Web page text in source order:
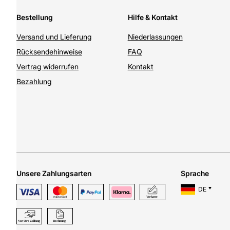
Bestellung
Versand und Lieferung
Rücksendehinweise
Vertrag widerrufen
Bezahlung
Hilfe & Kontakt
Niederlassungen
FAQ
Kontakt
Unsere Zahlungsarten Sprache
DE